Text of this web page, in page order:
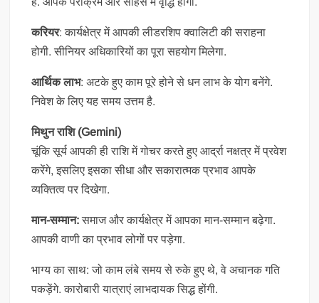
करियर: कार्यक्षेत्र में आपकी लीडरशिप क्वालिटी की सराहना
होगी. सीनियर अधिकारियों का पूरा सहयोग मिलेगा.
आर्थिक लाभ: अटके हुए काम पूरे होने से धन लाभ के योग बनेंगे.
निवेश के लिए यह समय उत्तम है.
मिथुन राशि (Gemini)
चूंकि सूर्य आपकी ही राशि में गोचर करते हुए आर्द्रा नक्षत्र में प्रवेश
करेंगे, इसलिए इसका सीधा और सकारात्मक प्रभाव आपके
व्यक्तित्व पर दिखेगा.
मान-सम्मान:समाज और कार्यक्षेत्र में आपका मान-सम्मान बढ़ेगा.
आपकी वाणी का प्रभाव लोगों पर पड़ेगा.
भाग्य का साथ: जो काम लंबे समय से रुके हुए थे, वे अचानक गति
पकड़ेंगे. कारोबारी यात्राएं लाभदायक सिद्ध होंगी.